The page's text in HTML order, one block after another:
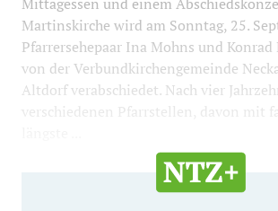
Martinskirche wird am Sonntag, 25.
Pfarrersehepaar Ina Mohns und
von der Verbundkirchengemeinde
Altdorf verabschiedet. Nach vier
verschiedenen Pfarrstellen, davon mit